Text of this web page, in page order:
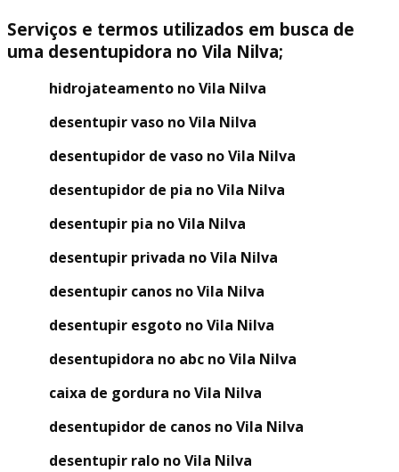
Serviços e termos utilizados em busca de
uma desentupidora no Vila Nilva;
hidrojateamento no Vila Nilva
desentupir vaso no Vila Nilva
desentupidor de vaso no Vila Nilva
desentupidor de pia no Vila Nilva
desentupir pia no Vila Nilva
desentupir privada no Vila Nilva
desentupir canos no Vila Nilva
desentupir esgoto no Vila Nilva
desentupidora no abc no Vila Nilva
caixa de gordura no Vila Nilva
desentupidor de canos no Vila Nilva
desentupir ralo no Vila Nilva